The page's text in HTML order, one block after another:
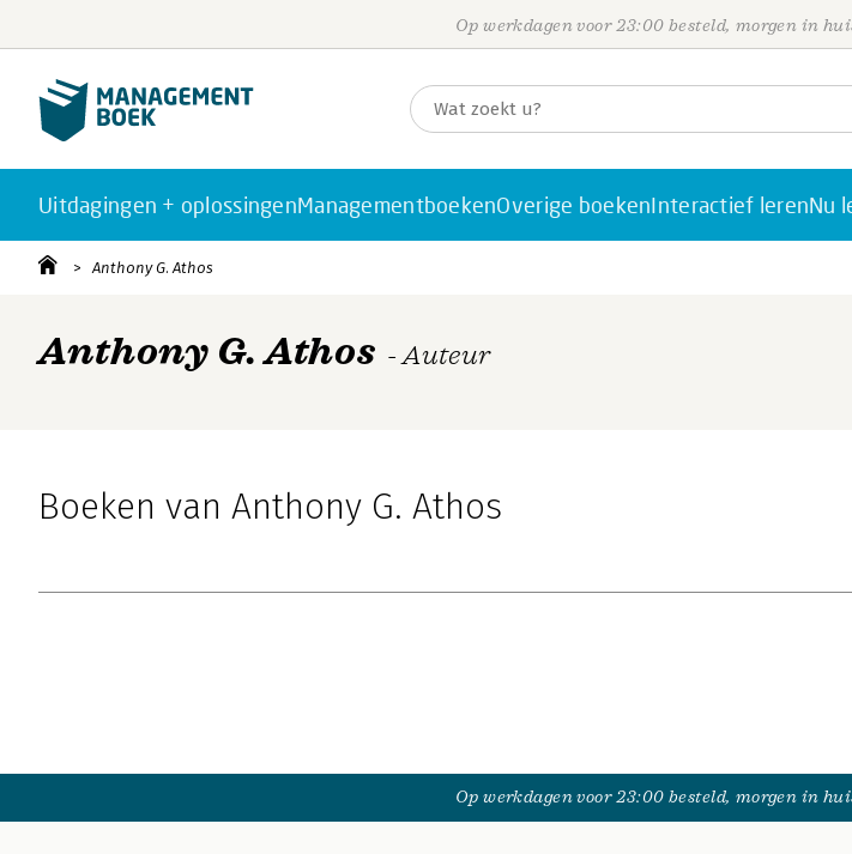
Op werkdagen voor 23:00 besteld, morgen in
Uitdagingen + oplossingenManagementboekenOverige boekenInteractief lerenNu
Anthony G. Athos
Anthony G. Athos - Auteur
Boeken van Anthony G. Athos
Op werkdagen voor 23:00 besteld, morgen in